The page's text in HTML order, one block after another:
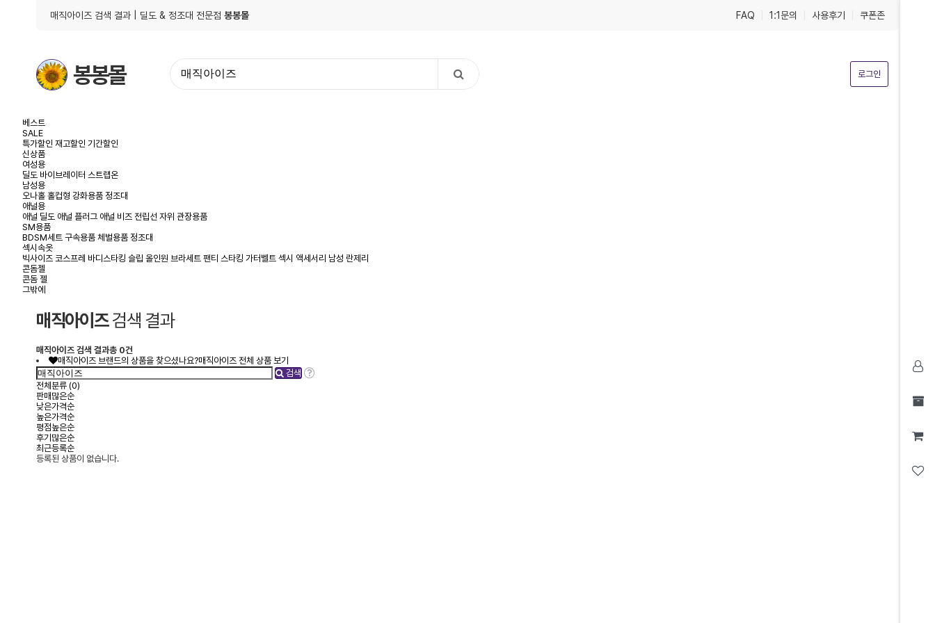
매직아이즈 검색 결과 | 딜도 & 정조대 전문점 봉봉몰 FAQ 1:1문의 사용후기 쿠폰존
봉봉몰 로그인
베스트
SALE
특가할인 재고할인 기간할인
신상품
여성용
딜도 바이브레이터 스트랩온
남성용
오나홀 홀컵형 강화용품 정조대
애널용
애널 딜도 애널 플러그 애널 비즈 전립선 자위 관장용품
SM용품
BDSM세트 구속용품 체벌용품 정조대
섹시속옷
빅사이즈 코스프레 바디스타킹 슬립 올인원 브라세트 팬티 스타킹 가터벨트 섹시 액세서리 남성 란제리
콘돔젤
콘돔 젤
그밖에
매직아이즈검색 결과
매직아이즈 검색 결과총 0건
매직아이즈 브랜드의 상품을 찾으셨나요?매직아이즈 전체 상품 보기
검색
전체분류 (0)
판매많은순
낮은가격순
높은가격순
평점높은순
후기많은순
최근등록순
등록된 상품이 없습니다.